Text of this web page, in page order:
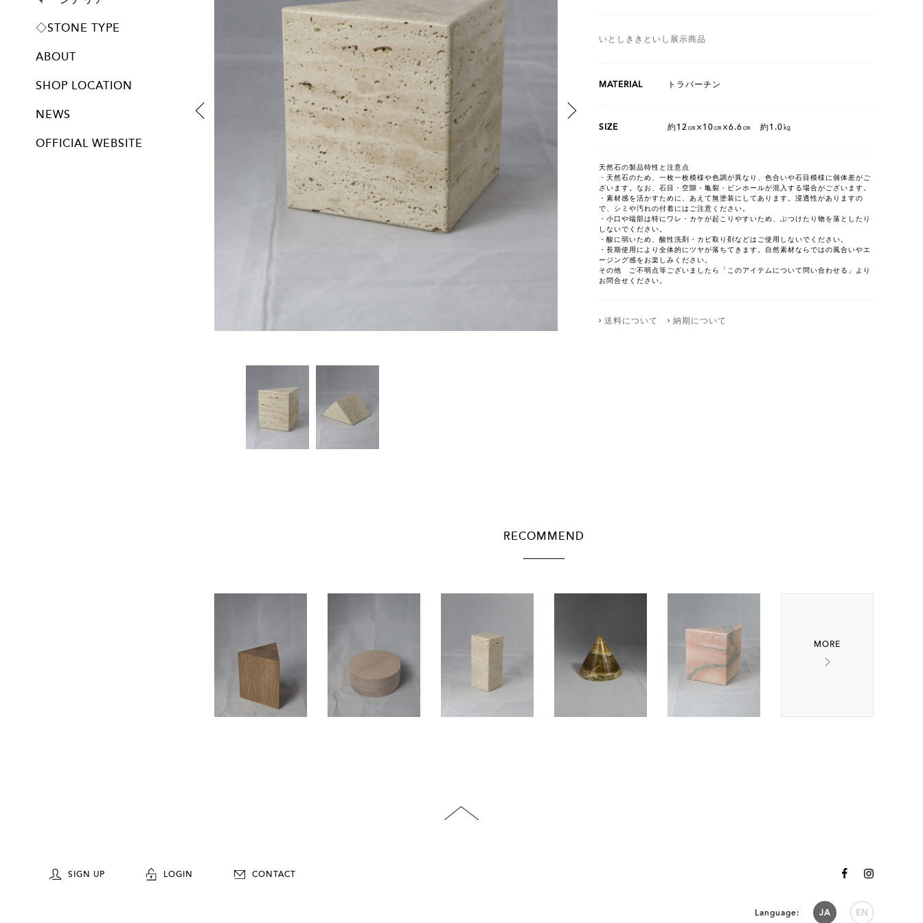
◇STONE TYPE
ABOUT
SHOP LOCATION
NEWS
OFFICIAL WEBSITE
いとしききといし展示商品
MATERIAL トラバーチン
SIZE 約12㎝×10㎝×6.6㎝ 約1.0㎏
天然石の製品特性と注意点
・天然石のため、一枚一枚模様や色調が異なり、色合いや石目模様に個体差がご
ざいます。なお、石目・空隙・亀裂・ピンホールが混入する場合がございます。
・素材感を活かすために、あえて無塗装にしてあります。浸透性がありますの
で、シミや汚れの付着にはご注意ください。
・小口や端部は特にワレ・カケが起こりやすいため、ぶつけたり物を落としたり
しないでください。
・酸に弱いため、酸性洗剤・カビ取り剤などはご使用しないでください。
・長期使用により全体的にツヤが落ちてきます。自然素材ならではの風合いやエ
ージング感をお楽しみください。
その他 ご不明点等ございましたら「このアイテムについて問い合わせる」より
お問合せください。
送料について 納期について
RECOMMEND
SIGN UP LOGIN CONTACT
Language: JA EN